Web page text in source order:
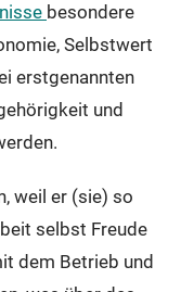
besondere
Selbstwert
erstgenannten
und
weil er (sie) so
selbst Freude
dem Betrieb und